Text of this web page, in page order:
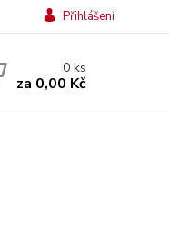
Přihlášení
0ks
za 0,00 Kč